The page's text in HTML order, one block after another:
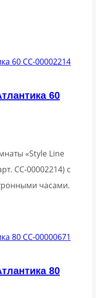
60
«Style Line
СС-00002214) с
часами.
80